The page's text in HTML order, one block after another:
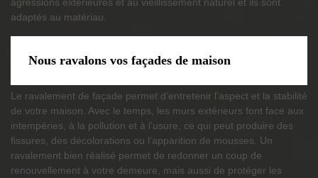
adaptés au matériau.
Nous ravalons vos façades de maison
Le ravalement de façade permet d’entretenir l’aspect et la stabilité
de votre maison. Avec le temps, les murs extérieurs font face aux
intempéries, à la pollution et à l’usure, ce qui peut produire des
fissures, des décolorations ou l’apparition de mousses. Un
ravalement bien réalisé permet de redonner un coup de
renouvellement à votre demeure, mais aussi de protéger les